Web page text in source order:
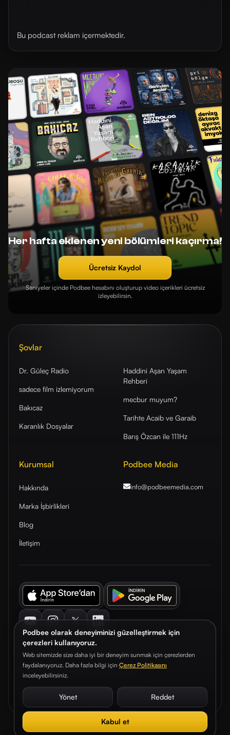
Podbee olarak deneyiminizi güzelleştirmek için
çerezleri kullanıyoruz.
Web sitemizde size daha iyi bir deneyim sunmak için çerezlerden
faydalanıyoruz. Daha fazla bilgi için Çerez Politikasını
inceleyebilirsiniz.
Yönet Reddet
Kabul et
Bu podcast reklam içermektedir.
Her hafta eklenen yeni bölümleri kaçırma!
Ücretsiz Kaydol
Saniyeler içinde Podbee hesabını oluşturup video içerikleri ücretsiz
izleyebilirsin.
Şovlar
Dr. Güleç Radio
sadece film izlemiyorum
Bakıcaz
Karanlık Dosyalar
Haddini Aşan Yaşam
Rehberi
mecbur muyum?
Tarihte Acaib ve Garaib
Barış Özcan ile 111Hz
Kurumsal
Hakkında
Marka İşbirlikleri
Blog
İletişim
Podbee Media
info@podbeemedia.com
© 2026. Podbee Media. Tüm hakları saklıdır.
Çerez TercihleriAydınlatma Metni Gizlilik Sözleşmesi